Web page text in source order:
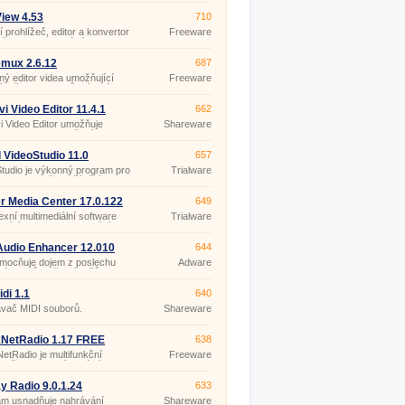
4.53
prohlížeč, editor a konvertor
a multimediálních
710
Freeware
2.6.12
editor videa umožňující
střih, aplikaci různých úprav
úprava ostrosti a barev,
v různých formátech.
687
Freeware
Video Editor 11.4.1
Video Editor umožňuje
editaci a vylepšení kvality
662
Shareware
VideoStudio 11.0
je výkonný program pro
videa, jehož používání si
657
Trialware
Media Center 17.0.122
multimediální software
celou oblast domácí
649
Trialware
Enhancer 12.010
dojem z poslechu
záznamů z přehrávačů
DivX Player, J.
644
Adware
1.1
MIDI souborů.
640
Shareware
1.17 FREE
je multifunkční
internetových rádií, s
638
Freeware
Radio 9.0.1.24
usnadňuje nahrávání
633
Shareware